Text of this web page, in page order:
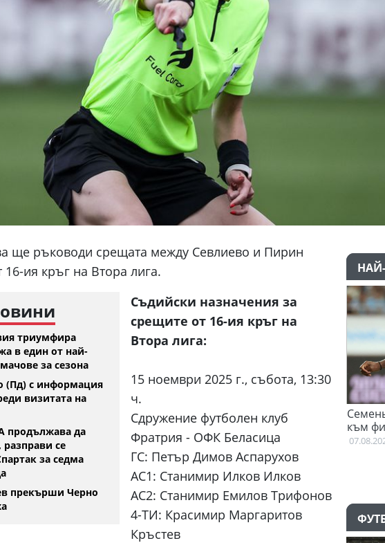
ще ръководи срещата между Севлиево и Пирин
16-ия кръг на Втора лига.
триумфира
в един от най-
за сезона
(Пд) с информация
визитата на
продължава да
се
за седма
прекърши Черно
Съдийски назначения за
срещите от 16-ия кръг на
Втора лига:
15 ноември 2025 г., събота, 13:30
ч.
Сдружение футболен клуб
Фратрия - ОФК Беласица
ГС: Петър Димов Аспарухов
АС1: Станимир Илков Илков
АС2: Станимир Емилов Трифонов
4-ТИ: Красимир Маргаритов
Кръстев
Синер вече тренира
07.08.2026
Семеньо: Трябва да
към философията на
07.08.2026